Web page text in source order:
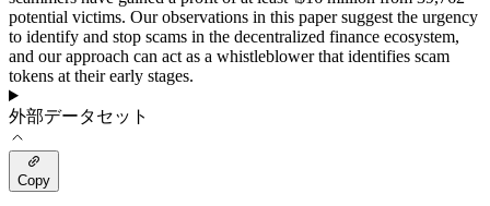
potential victims. Our observations in this paper suggest the urgency
to identify and stop scams in the decentralized finance ecosystem,
and our approach can act as a whistleblower that identifies scam
tokens at their early stages.
外部データセット
Copy